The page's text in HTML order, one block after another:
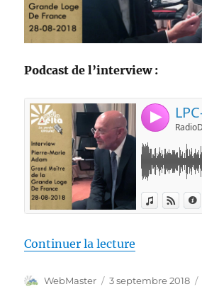
Podcast de l’interview :
Continuer la lecture
Auteur
WebMaster Publié
3 septembre 2018